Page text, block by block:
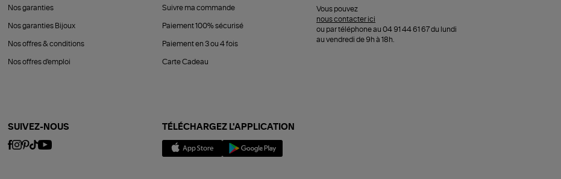
Nos garanties
Nos garanties Bijoux
Nos offres & conditions
Nos offres d'emploi
Suivre ma commande
Paiement 100% sécurisé
Paiement en 3 ou 4 fois
Carte Cadeau
Vous pouvez
nous contacter ici
ou par téléphone au 04 91 44 61 67 du lundi
au vendredi de 9h à 18h.
SUIVEZ-NOUS TÉLÉCHARGEZ L'APPLICATION